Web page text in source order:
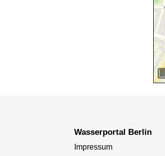
Wasserportal Berlin
Impressum